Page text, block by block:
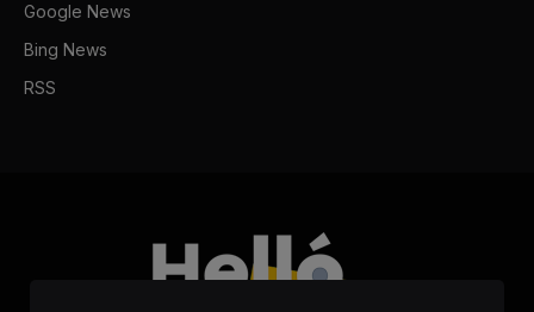
Google News
Bing News
RSS